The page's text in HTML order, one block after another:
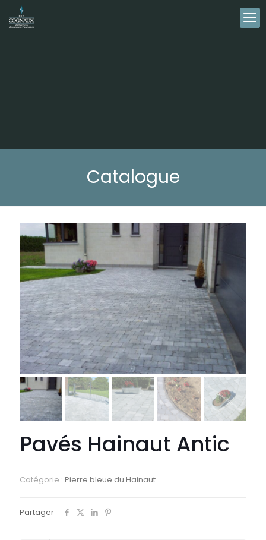
Catalogue
Pavés Hainaut Antic
Catégorie : Pierre bleue du Hainaut
Partager